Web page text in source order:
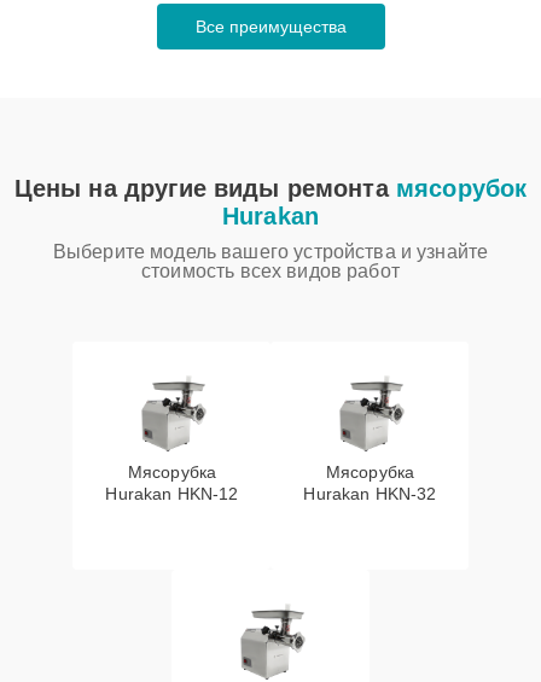
Все преимущества
Цены на другие виды ремонта мясорубок
Hurakan
Выберите модель вашего устройства и узнайте
стоимость всех видов работ
Мясорубка
Hurakan HKN‑12
Мясорубка
Hurakan HKN‑32